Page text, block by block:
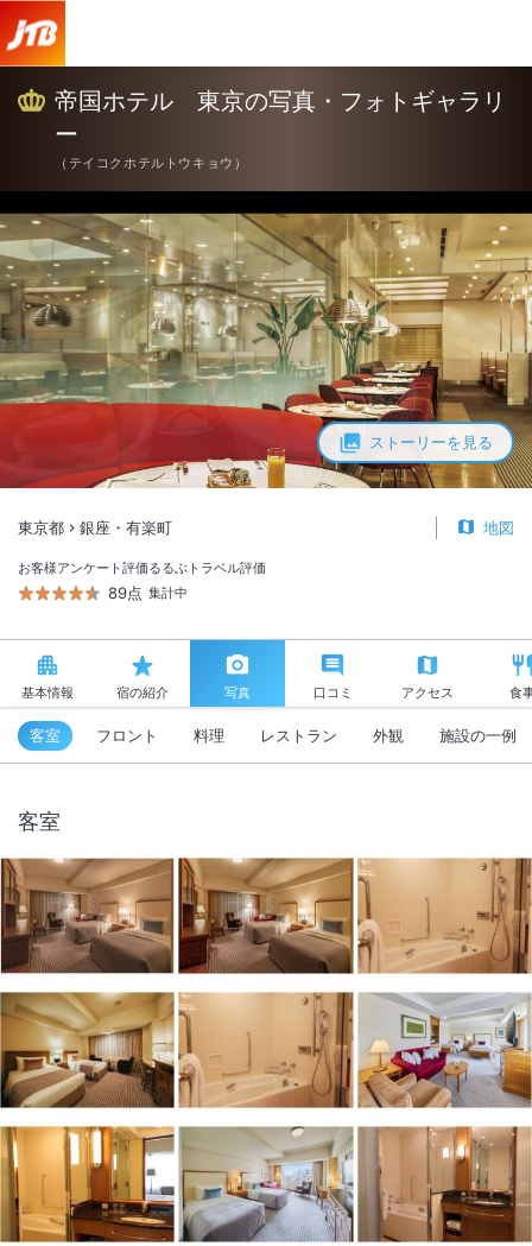
ストーリーを見る
帝国ホテル 東京の写真・フォトギャラリ
ー
（ テイコクホテルトウキョウ ）
東京都 銀座・有楽町 地図
お客様アンケート評価
89点
るるぶトラベル評価
集計中
基本情報 宿の紹介 写真 口コミ アクセス 食
1 /10
外観
伝統のおもてなしと最新の設備を併せもつホテルです。日比谷公園の緑
を望み、銀座や劇場街にもほど近い最高のロケーションをご活用いただ
客室 フロント 料理 レストラン 外観 施設の一例
客室